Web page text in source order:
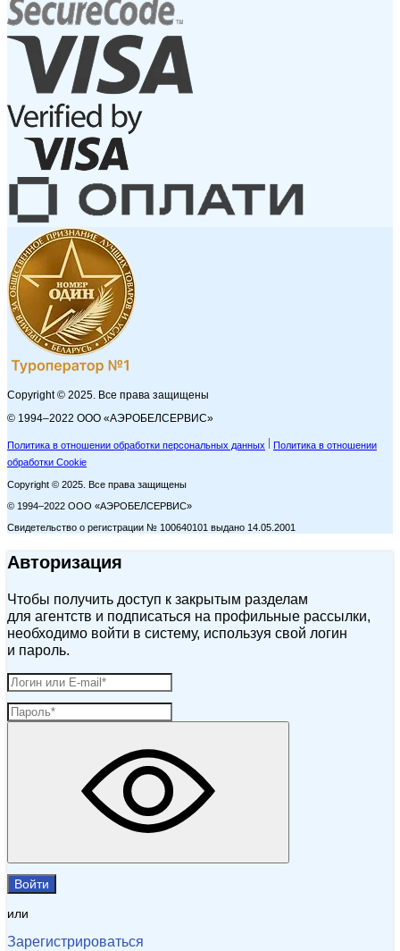
Copyright © 2025. Все права защищены
© 1994–2022 ООО «АЭРОБЕЛСЕРВИС»
Политика в отношении обработки персональных данных
Политика в отношении
обработки Cookie
Copyright © 2025. Все права защищены
© 1994–2022 ООО «АЭРОБЕЛСЕРВИС»
Свидетельство о регистрации № 100640101 выдано 14.05.2001
Авторизация
Чтобы получить доступ к закрытым разделам
для агентств и подписаться на профильные рассылки,
необходимо войти в систему, используя свой логин
и пароль.
Войти
или
Зарегистрироваться